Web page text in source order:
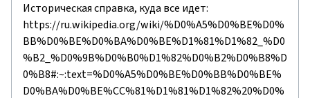
Историческая справка, куда все идет:
https://ru.wikipedia.org/wiki/%D0%A5%D0%BE%D0%
BB%D0%BE%D0%BA%D0%BE%D1%81%D1%82_%D0
%B2_%D0%9B%D0%B0%D1%82%D0%B2%D0%B8%D
0%B8#:~:text=%D0%A5%D0%BE%D0%BB%D0%BE%
D0%BA%D0%BE%CC%81%D1%81%D1%82%20%D0%